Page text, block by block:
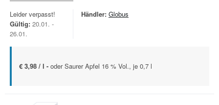
Leider verpasst!
Gültig: 20.01. -
26.01.
Händler: Globus
€ 3,98 / l - oder Saurer Apfel 16 % Vol., je 0,7 l